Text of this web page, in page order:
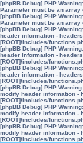
[phpBB Debug] PHP Warning
Parameter must be an
[phpBB Debug] PHP Warning
Parameter must be an
[phpBB Debug] PHP Warning
header information -
[ROOT]/includes/
[phpBB Debug] PHP Warning
header information -
[ROOT]/includes/
[phpBB Debug] PHP Warning
header information -
[ROOT]/includes/
[phpBB Debug] PHP Warning
modify header information -
[ROOT]/includes/
[phpBB Debug] PHP Warning
modify header information -
[ROOT]/includes/
[phpBB Debug] PHP Warning
modify header information -
[ROOT]/includes/